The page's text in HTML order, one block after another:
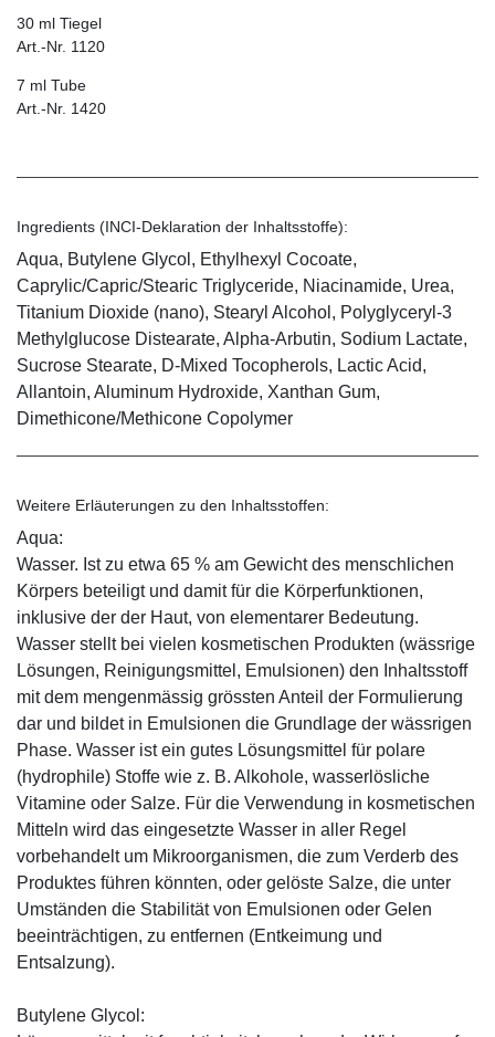
30 ml Tiegel
Art.-Nr. 1120
7 ml Tube
Art.-Nr. 1420
Ingredients (INCI-Deklaration der Inhaltsstoffe):
Aqua, Butylene Glycol, Ethylhexyl Cocoate,
Caprylic/Capric/Stearic Triglyceride, Niacinamide, Urea,
Titanium Dioxide (nano), Stearyl Alcohol, Polyglyceryl-3
Methylglucose Distearate, Alpha-Arbutin, Sodium Lactate,
Sucrose Stearate, D-Mixed Tocopherols, Lactic Acid,
Allantoin, Aluminum Hydroxide, Xanthan Gum,
Dimethicone/Methicone Copolymer
Weitere Erläuterungen zu den Inhaltsstoffen:
Aqua:
Wasser. Ist zu etwa 65 % am Gewicht des menschlichen
Körpers beteiligt und damit für die Körperfunktionen,
inklusive der der Haut, von elementarer Bedeutung.
Wasser stellt bei vielen kosmetischen Produkten (wässrige
Lösungen, Reinigungsmittel, Emulsionen) den Inhaltsstoff
mit dem mengenmässig grössten Anteil der Formulierung
dar und bildet in Emulsionen die Grundlage der wässrigen
Phase. Wasser ist ein gutes Lösungsmittel für polare
(hydrophile) Stoffe wie z. B. Alkohole, wasserlösliche
Vitamine oder Salze. Für die Verwendung in kosmetischen
Mitteln wird das eingesetzte Wasser in aller Regel
vorbehandelt um Mikroorganismen, die zum Verderb des
Produktes führen könnten, oder gelöste Salze, die unter
Umständen die Stabilität von Emulsionen oder Gelen
beeinträchtigen, zu entfernen (Entkeimung und
Entsalzung).
Butylene Glycol: